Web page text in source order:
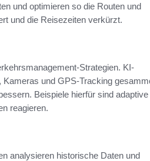
und optimieren so die Routen und
und die Reisezeiten verkürzt.
Strategien. KI-
und GPS-Tracking
Beispiele hierfür sind adaptive
reagieren.
analysieren historische Daten und